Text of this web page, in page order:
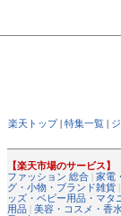
楽天トップ| 特集一覧 |
【楽天市場のサービス】
ファッション 総合 | 家電
グ・小物・ブランド雑貨 |
ッズ・ベビー用品・マタ
用品 | 美容・コスメ・香水